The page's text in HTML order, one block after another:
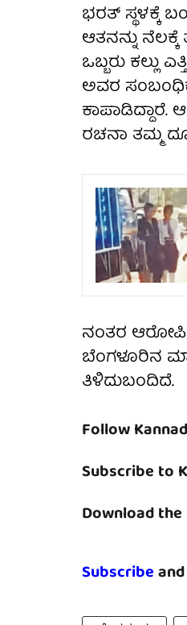
ಭರತ್ ಸ್ಥಳಕ್ಕೆ
ಆತನನ್ನು
ಒಬ್ಬರು
ಅವರ
ರಚನಾ ತಮ್ಮ
ನಂತರ
ಬೆಂಗಳೂರಿನ
ತಿಳಿದುಬಂದಿದೆ.
Follow
Subscribe to
Download the
Subscribe